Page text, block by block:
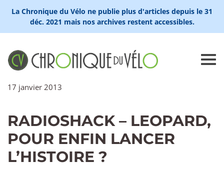
La Chronique du Vélo ne publie plus d'articles depuis le 31
déc. 2021 mais nos archives restent accessibles.
17 janvier 2013
RADIOSHACK – LEOPARD,
POUR ENFIN LANCER
L’HISTOIRE ?